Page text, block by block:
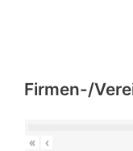
Firmen-/
« ‹